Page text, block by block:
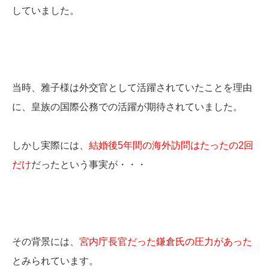
していました。
当時、雅子様は外交官として活躍されていたことを理由
に、皇族の国際公務での活躍が期待されていました。
しかし実際には、 結婚後5年間の海外訪問はたったの2回
だけだったという事実が・・・
その背景には、 宮内庁長官だった鎌倉氏の圧力があった
とみられています。